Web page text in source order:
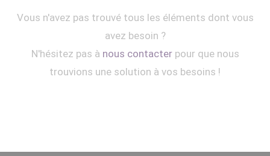
Vous n'avez pas trouvé tous les éléments dont vous
avez besoin ?
N'hésitez pas à nous contacterpour que nous
trouvions une solution à vos besoins !